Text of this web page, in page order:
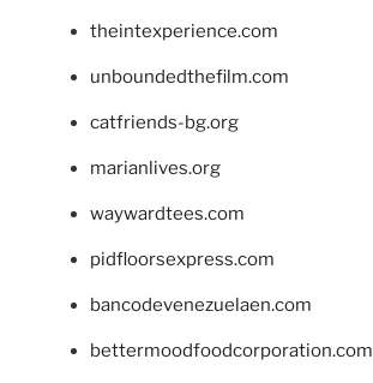
theintexperience.com
unboundedthefilm.com
catfriends-bg.org
marianlives.org
waywardtees.com
pidfloorsexpress.com
bancodevenezuelaen.com
bettermoodfoodcorporation.com